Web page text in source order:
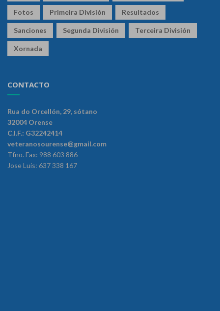
Fotos Primeira División Resultados
Sanciones Segunda División Terceira División
Xornada
CONTACTO
Rua do Orcellón, 29, sótano
32004 Orense
C.I.F.: G32242414
veteranosourense@gmail.com
Tfno. Fax: 988 603 886
Jose Luis: 637 338 167